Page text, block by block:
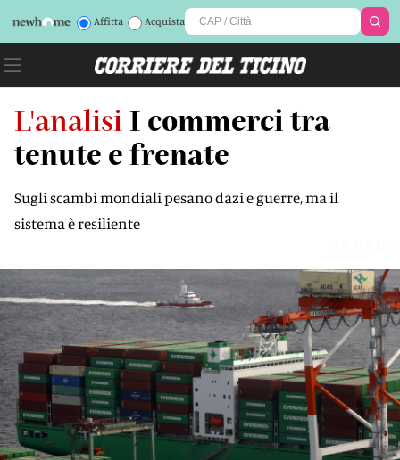
Affitta Acquista
L'analisi I commerci tra
tenute e frenate
Sugli scambi mondiali pesano dazi e guerre, ma il
sistema è resiliente